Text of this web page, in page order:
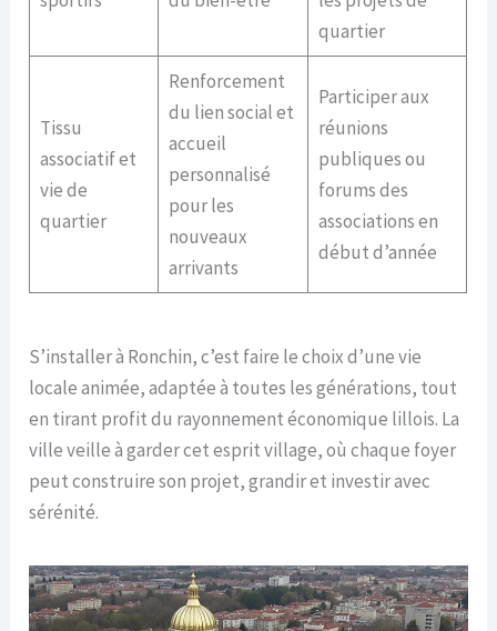
quartier
Tissu
associatif et
vie de
quartier
Renforcement
du lien social et
accueil
personnalisé
pour les
nouveaux
arrivants
Participer aux
réunions
publiques ou
forums des
associations en
début d’année
S’installer à Ronchin, c’est faire le choix d’une vie
locale animée, adaptée à toutes les générations, tout
en tirant profit du rayonnement économique lillois. La
ville veille à garder cet esprit village, où chaque foyer
peut construire son projet, grandir et investir avec
sérénité.